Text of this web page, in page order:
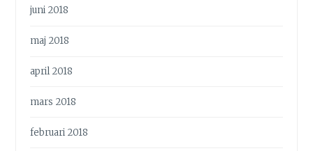
juni 2018
maj 2018
april 2018
mars 2018
februari 2018